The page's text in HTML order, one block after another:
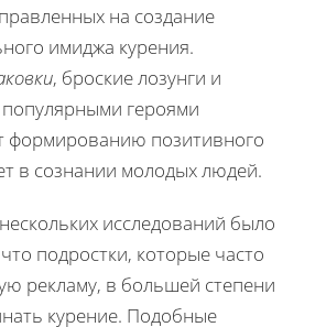
на создание
имиджа курения.
, броские лозунги и
героями
формированию позитивного
в сознании молодых людей.
исследований было
подростки, которые часто
рекламу, в большей степени
курение. Подобные